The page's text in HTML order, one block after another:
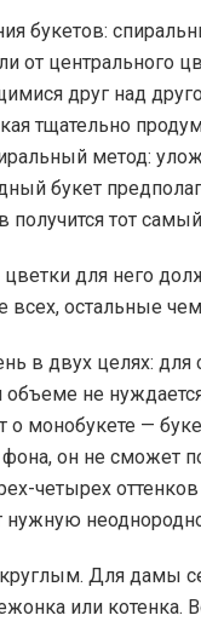
букетов:
от центрального
друг над
тщательно
метод:
букет
тот
для него
всех, остальные
в двух целях: для
не
монобукете —
он не сможет
четырех
нужную
Для дамы
или котенка.